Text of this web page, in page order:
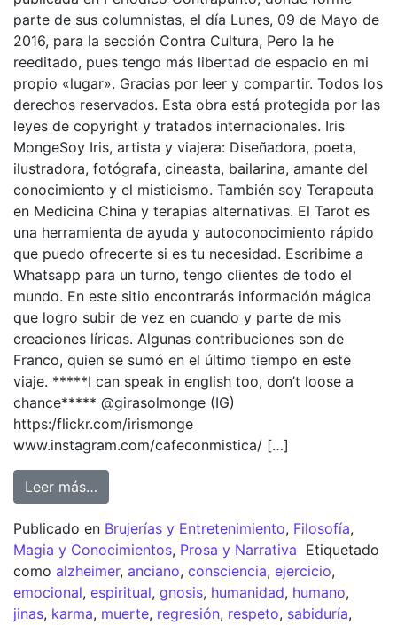
parte de sus columnistas, el día Lunes, 09 de Mayo de
2016, para la sección Contra Cultura, Pero la he
reeditado, pues tengo más libertad de espacio en mi
propio «lugar». Gracias por leer y compartir. Todos los
derechos reservados. Esta obra está protegida por las
leyes de copyright y tratados internacionales. Iris
MongeSoy Iris, artista y viajera: Diseñadora, poeta,
ilustradora, fotógrafa, cineasta, bailarina, amante del
conocimiento y el misticismo. También soy Terapeuta
en Medicina China y terapias alternativas. El Tarot es
una herramienta de ayuda y autoconocimiento rápido
que puedo ofrecerte si es tu necesidad. Escribime a
Whatsapp para un turno, tengo clientes de todo el
mundo. En este sitio encontrarás información mágica
que logro subir de vez en cuando y parte de mis
creaciones líricas. Algunas contribuciones son de
Franco, quien se sumó en el último tiempo en este
viaje. *****I can speak in english too, don’t loose a
chance***** @girasolmonge (IG)
https:/flickr.com/irismonge
www.instagram.com/cafeconmistica/ […]
Leer más…
Publicado en Brujerías y Entretenimiento, Filosofía,
Magia y Conocimientos, Prosa y Narrativa Etiquetado
como alzheimer, anciano, consciencia, ejercicio,
emocional, espiritual, gnosis, humanidad, humano,
jinas, karma, muerte, regresión, respeto, sabiduría,